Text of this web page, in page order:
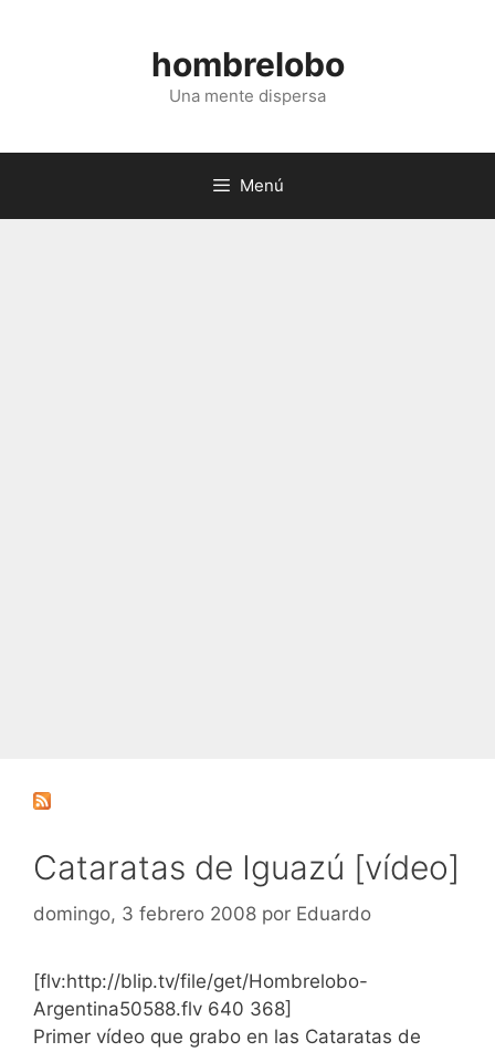
hombrelobo
Una mente dispersa
Menú
Cataratas de Iguazú [vídeo]
domingo, 3 febrero 2008 por Eduardo
[flv:http://blip.tv/file/get/Hombrelobo-
Argentina50588.flv 640 368]
Primer vídeo que grabo en las Cataratas de